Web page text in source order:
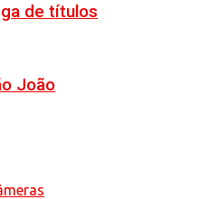
de títulos
João